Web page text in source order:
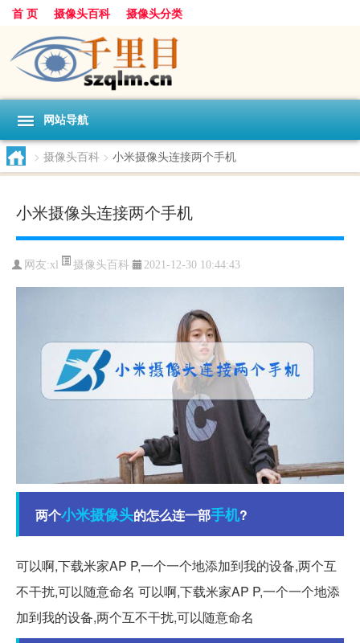
首 页 摄像头百科 摄像头分类
网站导航
> 摄像头百科 > 小米摄像头连接两个手机
小米摄像头连接两个手机
网友:xl 摄像头百科 2021-12-30 10:44:43
两个小米摄像头的怎么连一部手机?
可以啊,下载米家AP P,一个一个地添加到我的设备,两个互
不干扰,可以随意命名 可以啊,下载米家AP P,一个一个地添
加到我的设备,两个互不干扰,可以随意命名